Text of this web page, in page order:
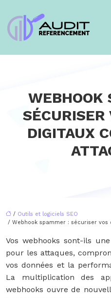
WEBHOOK
SÉCURISER
DIGITAUX
/ Outils et logiciels SEO
/ Webhook spammer : sécuriser vos
Vos webhooks sont-ils
pour les attaques,
vos données et la
La multiplication des
webhooks ouvre de